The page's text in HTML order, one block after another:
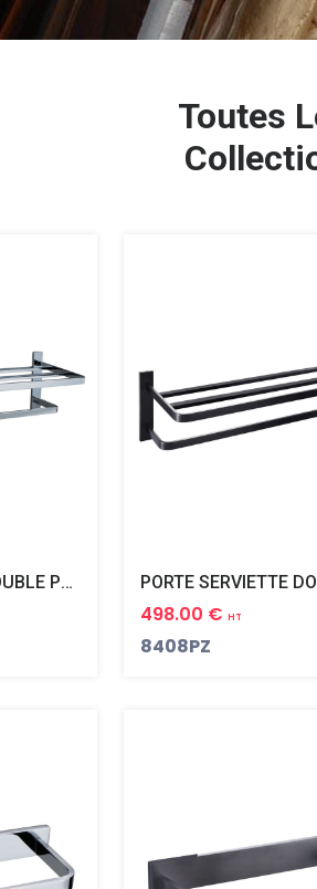
Toutes
PORTE SERVIETTE DOUBLE PLAZA
498.00 € HT
8408PZ